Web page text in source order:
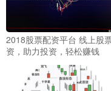
2018股票配资平台 线上股
资，助力投资，轻松赚钱